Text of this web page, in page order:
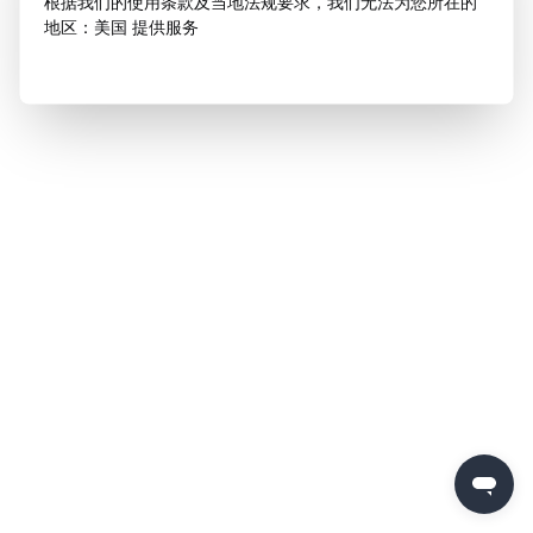
地区：美国 提供服务